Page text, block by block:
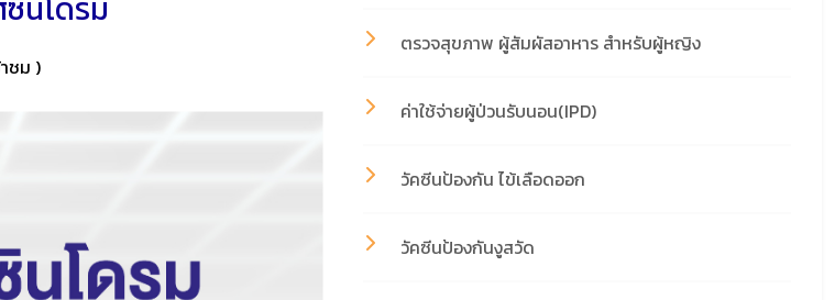
ชม )
ตรวจสุขภาพ ผู้สัมผัสอาหาร สำหรับผู้หญิง
ค่าใช้จ่ายผู้ป่วนรับนอน(IPD)
วัคซีนป้องกัน ไข้เลือดออก
วัคซีนป้องกันงูสวัด